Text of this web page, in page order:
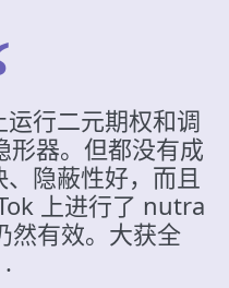
行二元期权和调
形器。但都没有成
隐蔽性好，而且
上进行了 nutra
然有效。大获全